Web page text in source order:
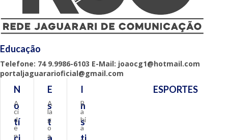
Educação
Telefone: 74 9.9986-6103 E-Mail: joaocg1@hotmail.com
portaljaguararioficial@gmail.com
N
o
tí
ci
A
ci
d
e
n
E
s
t
a
A
la
g
o
a
I
n
s
ti
B
a
hi
a
ESPORTES